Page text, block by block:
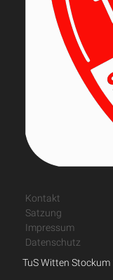
Kontakt
Satzung
Impressum
Datenschutz
TuS Witten Stockum